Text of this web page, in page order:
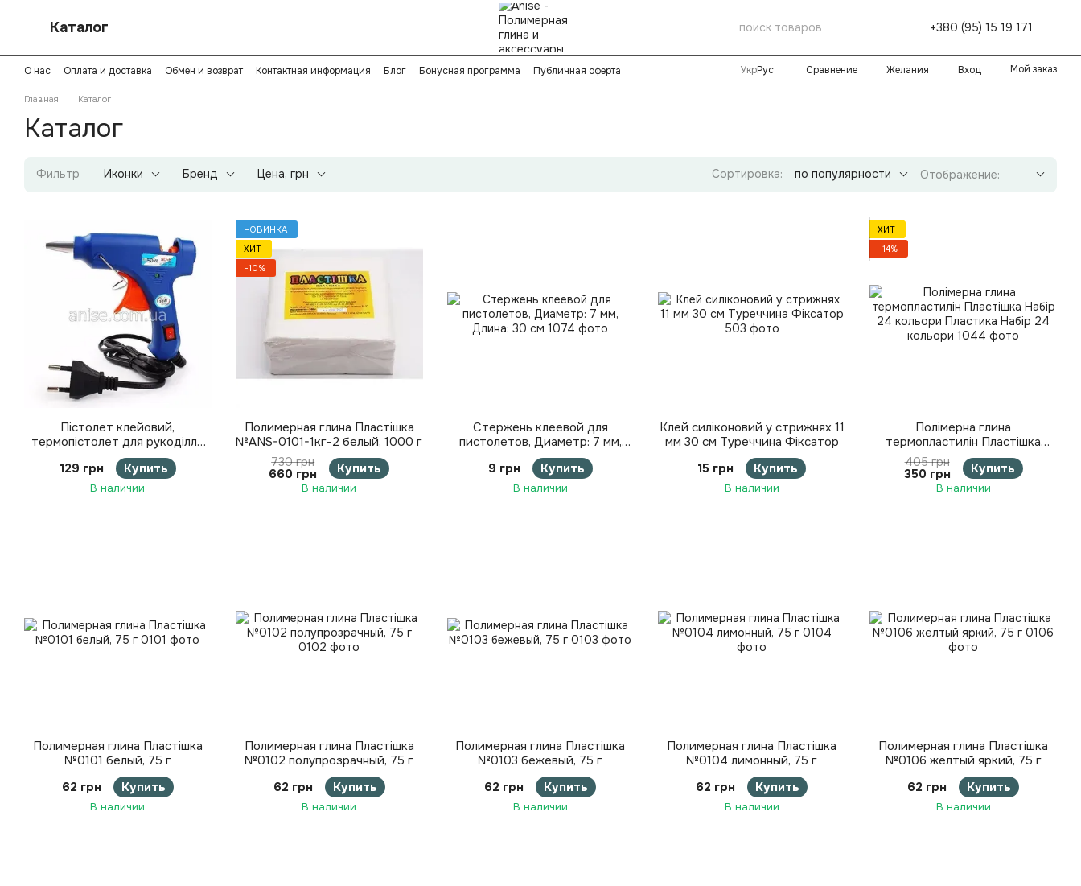
Каталог +380 (95) 15 19 171
О нас Оплата и доставка Обмен и возврат Контактная информация Блог Бонусная программа
Публичная оферта
УкрРус Сравнение Желания Вход Мой заказ
Главная Каталог
Каталог
Фильтр Иконки Бренд Цена, грн Сортировка: по популярности Отображение:
Пістолет клейовий,
термопістолет для рукоділля
під стрижні 7 мм 20 Вт.
Термопістолет 7 мм 20 Вт
129 грн Купить
В наличии
НОВИНКА
ХИТ
−10%
Полимерная глина Пластішка
№ANS-0101-1кг-2 белый, 1000 г
730 грн
660 грн Купить
В наличии
Стержень клеевой для
пистолетов, Диаметр: 7 мм,
Длина: 30 см
9 грн Купить
В наличии
Клей силіконовий у стрижнях 11
мм 30 см Туреччина Фіксатор
15 грн
Купить
В наличии
ХИТ
−14%
Полімерна глина
термопластилін Пластішка
Набір 24 кольори Пластика
Набір 24 кольори
405 грн
350 грн Купить
В наличии
Полимерная глина Пластішка
№0101 белый, 75 г
62 грн
Купить
В наличии
Полимерная глина Пластішка
№0102 полупрозрачный, 75 г
62 грн
Купить
В наличии
Полимерная глина Пластішка
№0103 бежевый, 75 г
62 грн
Купить
В наличии
Полимерная глина Пластішка
№0104 лимонный, 75 г
62 грн
Купить
В наличии
Полимерная глина Пластішка
№0106 жёлтый яркий, 75 г
62 грн
Купить
В наличии